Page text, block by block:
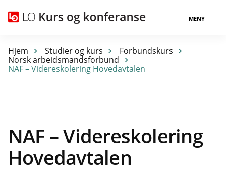
MENY
Hjem Studier og kurs
Forbundskurs
Norsk arbeidsmandsforbund
NAF – Videreskolering Hovedavtalen
NAF – Videreskolering
Hovedavtalen